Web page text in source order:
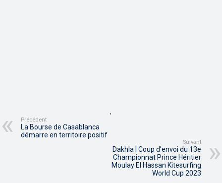
,
Précédent
La Bourse de Casablanca
démarre en territoire positif
Suivant
Dakhla | Coup d’envoi du 13e
Championnat Prince Héritier
Moulay El Hassan Kitesurfing
World Cup 2023